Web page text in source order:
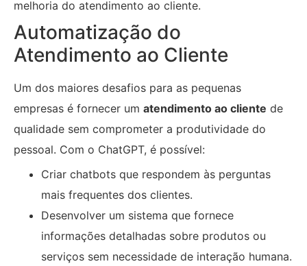
melhoria do atendimento ao cliente.
Automatização do
Atendimento ao Cliente
Um dos maiores desafios para as pequenas
empresas é fornecer um atendimento ao cliente de
qualidade sem comprometer a produtividade do
pessoal. Com o ChatGPT, é possível:
Criar chatbots que respondem às perguntas
mais frequentes dos clientes.
Desenvolver um sistema que fornece
informações detalhadas sobre produtos ou
serviços sem necessidade de interação humana.